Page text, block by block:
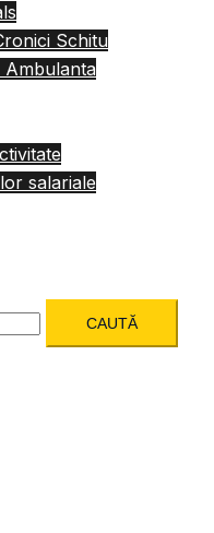
Schitu
Ambulanta
salariale